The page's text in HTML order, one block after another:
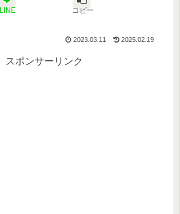
LINE コピー
2023.03.11 2025.02.19
スポンサーリンク